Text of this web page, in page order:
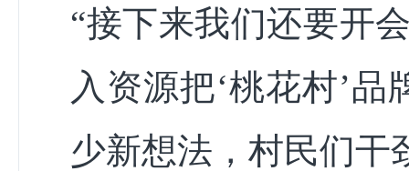
“接下来我们还要开
入资源把‘桃花村’
少新想法，村民们干